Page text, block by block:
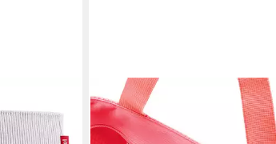
REISENTHEL®
Einkaufsshopper shopper M mesh
coral